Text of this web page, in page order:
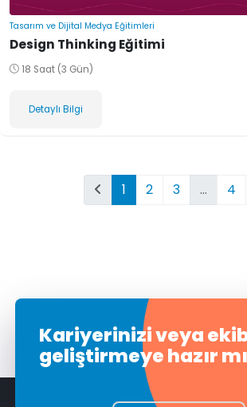
Tasarım ve Dijital Medya Eğitimleri
Design Thinking Eğitimi
18 Saat (3 Gün)
Detaylı Bilgi
1 2 3 … 4
Kariyerinizi veya
geliştirmeye hazır